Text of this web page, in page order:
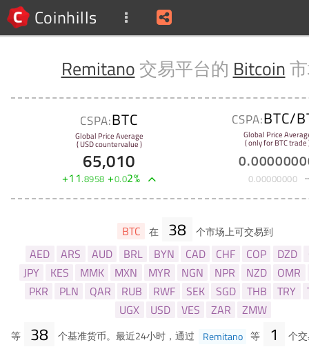
Coinhills
Remitano 交易平台的 Bitcoin
CSPA:BTC
Global Price Average
( USD countervalue )
65,010
+11.8958 +0.02%
CSPA:BTC/
Global Price
( only for BTC trade
0.
0.00000000
BTC 在 38 个市场上可交易到
AED ARS AUD BRL BYN CAD CHF COP DZD
JPY
KES MMK MXN MYR NGN NPR NZD
OMR
PKR
PLN QAR RUB RWF SEK SGD THB TRY
UGX
USD VES ZAR ZMW
等 38 个基准货币。最近24小时，通过 Remitano 等 1 个